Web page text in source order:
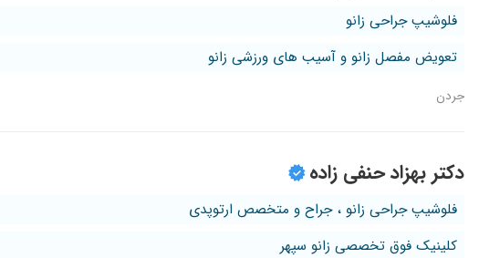
فلوشیپ جراحی زانو
تعویض مفصل زانو و آسیب های ورزشی زانو
جردن
دکتر بهزاد حنفی زاده
فلوشیپ جراحی زانو ، جراح و متخصص ارتوپدی
کلینیک فوق تخصصی زانو سپهر